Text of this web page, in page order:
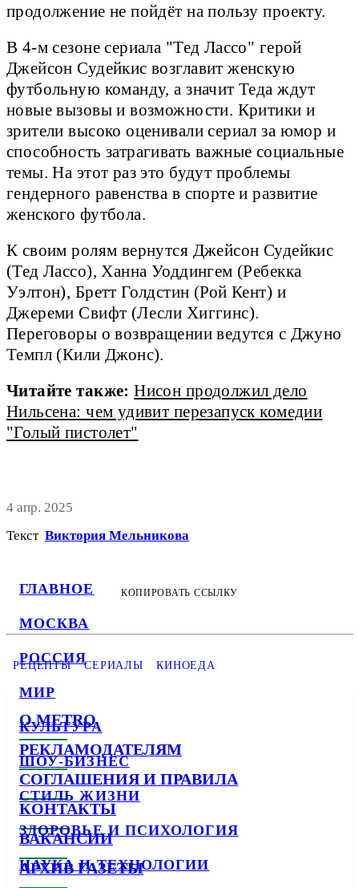
ГЛАВНОЕ
МОСКВА
РОССИЯ
МИР
КУЛЬТУРА
ШОУ-БИЗНЕС
СТИЛЬ ЖИЗНИ
ЗДОРОВЬЕ И ПСИХОЛОГИЯ
НАУКА И ТЕХНОЛОГИИ
продолжение не пойдёт на пользу проекту.
В 4-м сезоне сериала "Тед Лассо" герой
Джейсон Судейкис возглавит женскую
футбольную команду, а значит Теда ждут
новые вызовы и возможности. Критики и
зрители высоко оценивали сериал за юмор и
способность затрагивать важные социальные
темы. На этот раз это будут проблемы
гендерного равенства в спорте и развитие
женского футбола.
К своим ролям вернутся Джейсон Судейкис
(Тед Лассо), Ханна Уоддингем (Ребекка
Уэлтон), Бретт Голдстин (Рой Кент) и
Джереми Свифт (Лесли Хиггинс).
Переговоры о возвращении ведутся с Джуно
Темпл (Кили Джонс).
Читайте также: Нисон продолжил дело
Нильсена: чем удивит перезапуск комедии
"Голый пистолет"
4 апр. 2025
Текст Виктория Мельникова
КОПИРОВАТЬ ССЫЛКУ
РЕЦЕПТЫ СЕРИАЛЫ КИНОЕДА
О METRO
РЕКЛАМОДАТЕЛЯМ
СОГЛАШЕНИЯ И ПРАВИЛА
КОНТАКТЫ
ВАКАНСИИ
АРХИВ ГАЗЕТЫ